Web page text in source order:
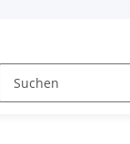
Anlagen